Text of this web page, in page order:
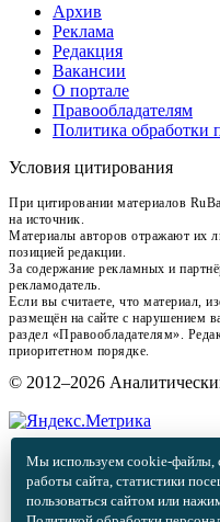
Архив
Реклама
Редакция
Вакансии
О портале
Правообладателям
Политика обработки
Условия цитирования
При цитировании материалов
на источник.
Материалы авторов отражают их
позицией редакции.
За содержание рекламных и
рекламодатель.
Если вы считаете, что материал,
размещён на сайте с нарушением
раздел «Правообладателям».
приоритетном порядке.
© 2012–2026
Мы используем cookie-файлы,
работы сайта, статистики
пользоваться сайтом или